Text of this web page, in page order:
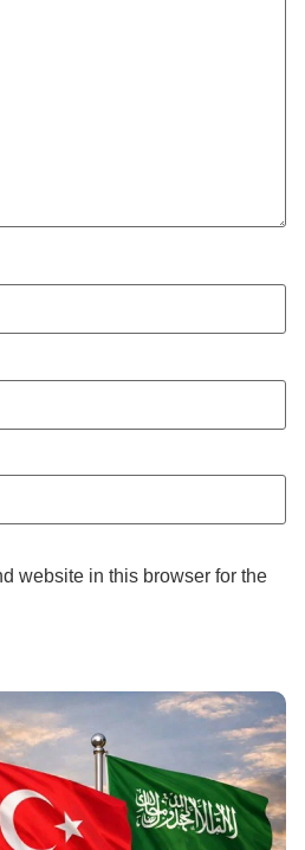
website in this browser for the